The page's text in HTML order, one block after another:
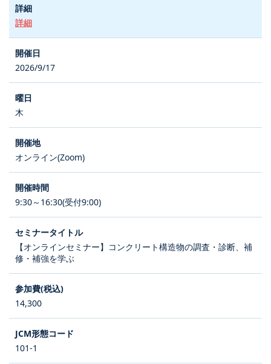
詳細
2026/9/17
木
オンライン(Zoom)
9:30～16:30(受付9:00)
【オンラインセミナー】コンクリート構造物の調査・診断、補
修・補強を学ぶ
14,300
101-1